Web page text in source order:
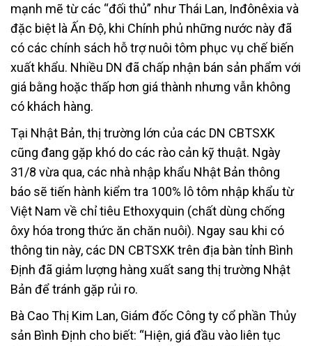
mạnh mẽ từ các “đối thủ” như Thái Lan, Inđônêxia và
đặc biệt là Ấn Độ, khi Chính phủ những nước này đã
có các chính sách hỗ trợ nuôi tôm phục vụ chế biến
xuất khẩu. Nhiều DN đã chấp nhận bán sản phẩm với
giá bằng hoặc thấp hơn giá thành nhưng vẫn không
có khách hàng.
Tại Nhật Bản, thị trường lớn của các DN CBTSXK
cũng đang gặp khó do các rào cản kỹ thuật. Ngày
31/8 vừa qua, các nhà nhập khẩu Nhật Bản thông
báo sẽ tiến hành kiểm tra 100% lô tôm nhập khẩu từ
Việt Nam về chỉ tiêu Ethoxyquin (chất dùng chống
ôxy hóa trong thức ăn chăn nuôi). Ngay sau khi có
thông tin này, các DN CBTSXK trên địa bàn tỉnh Bình
Định đã giảm lượng hàng xuất sang thị trường Nhật
Bản để tránh gặp rủi ro.
Bà Cao Thị Kim Lan, Giám đốc Công ty cổ phần Thủy
sản Bình Định cho biết: “Hiện, giá đầu vào liên tục